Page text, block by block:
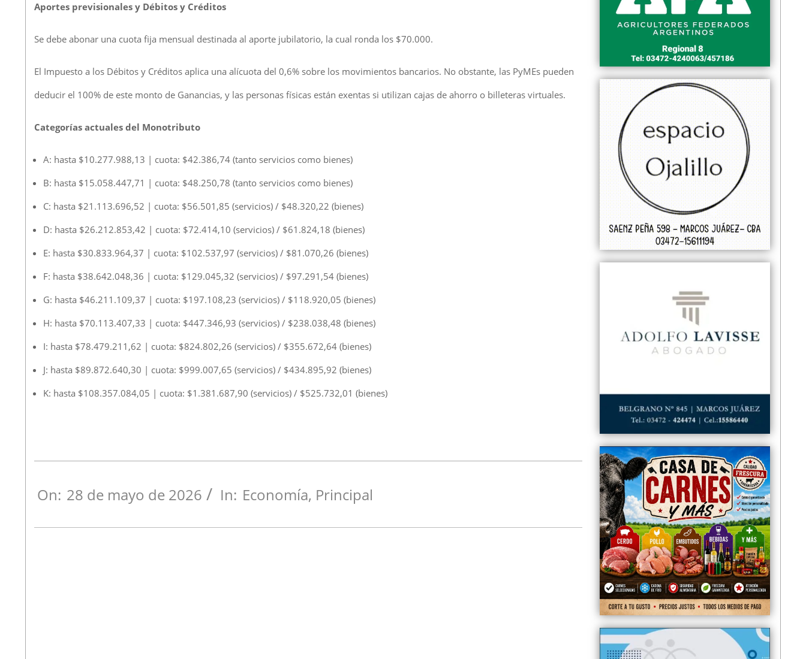
Aportes previsionales y Débitos y Créditos
Se debe abonar una cuota fija mensual destinada al aporte jubilatorio, la cual ronda los $70.000.
El Impuesto a los Débitos y Créditos aplica una alícuota del 0,6% sobre los movimientos bancarios. No obstante, las PyMEs pueden
deducir el 100% de este monto de Ganancias, y las personas físicas están exentas si utilizan cajas de ahorro o billeteras virtuales.
Categorías actuales del Monotributo
A: hasta $10.277.988,13 | cuota: $42.386,74 (tanto servicios como bienes)
B: hasta $15.058.447,71 | cuota: $48.250,78 (tanto servicios como bienes)
C: hasta $21.113.696,52 | cuota: $56.501,85 (servicios) / $48.320,22 (bienes)
D: hasta $26.212.853,42 | cuota: $72.414,10 (servicios) / $61.824,18 (bienes)
E: hasta $30.833.964,37 | cuota: $102.537,97 (servicios) / $81.070,26 (bienes)
F: hasta $38.642.048,36 | cuota: $129.045,32 (servicios) / $97.291,54 (bienes)
G: hasta $46.211.109,37 | cuota: $197.108,23 (servicios) / $118.920,05 (bienes)
H: hasta $70.113.407,33 | cuota: $447.346,93 (servicios) / $238.038,48 (bienes)
I: hasta $78.479.211,62 | cuota: $824.802,26 (servicios) / $355.672,64 (bienes)
J: hasta $89.872.640,30 | cuota: $999.007,65 (servicios) / $434.895,92 (bienes)
K: hasta $108.357.084,05 | cuota: $1.381.687,90 (servicios) / $525.732,01 (bienes)
On: 28 de mayo de 2026 In: Economía, Principal